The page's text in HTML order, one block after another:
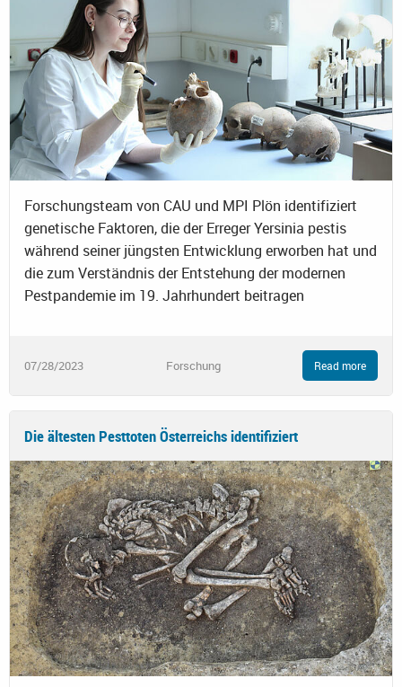
Forschungsteam von CAU und MPI Plön identifiziert
genetische Faktoren, die der Erreger Yersinia pestis
während seiner jüngsten Entwicklung erworben hat und
die zum Verständnis der Entstehung der modernen
Pestpandemie im 19. Jahrhundert beitragen
07/28/2023 Forschung Read more
Die ältesten Pesttoten Österreichs identifiziert